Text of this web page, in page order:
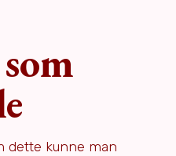
dette kunne man